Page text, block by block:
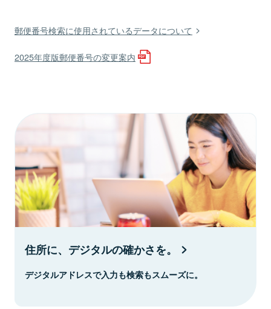
郵便番号検索に使用されているデータについて
2025年度版郵便番号の変更案内
住所に、デジタルの確かさを。
デジタルアドレスで入力も検索もスムーズに。